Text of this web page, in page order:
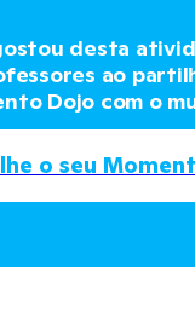
desta
ao
Dojo com o
o seu